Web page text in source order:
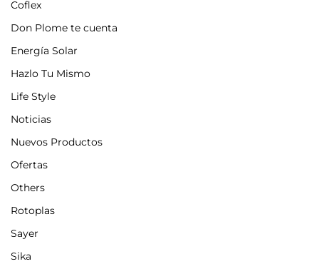
Coflex
Don Plome te cuenta
Energía Solar
Hazlo Tu Mismo
Life Style
Noticias
Nuevos Productos
Ofertas
Others
Rotoplas
Sayer
Sika